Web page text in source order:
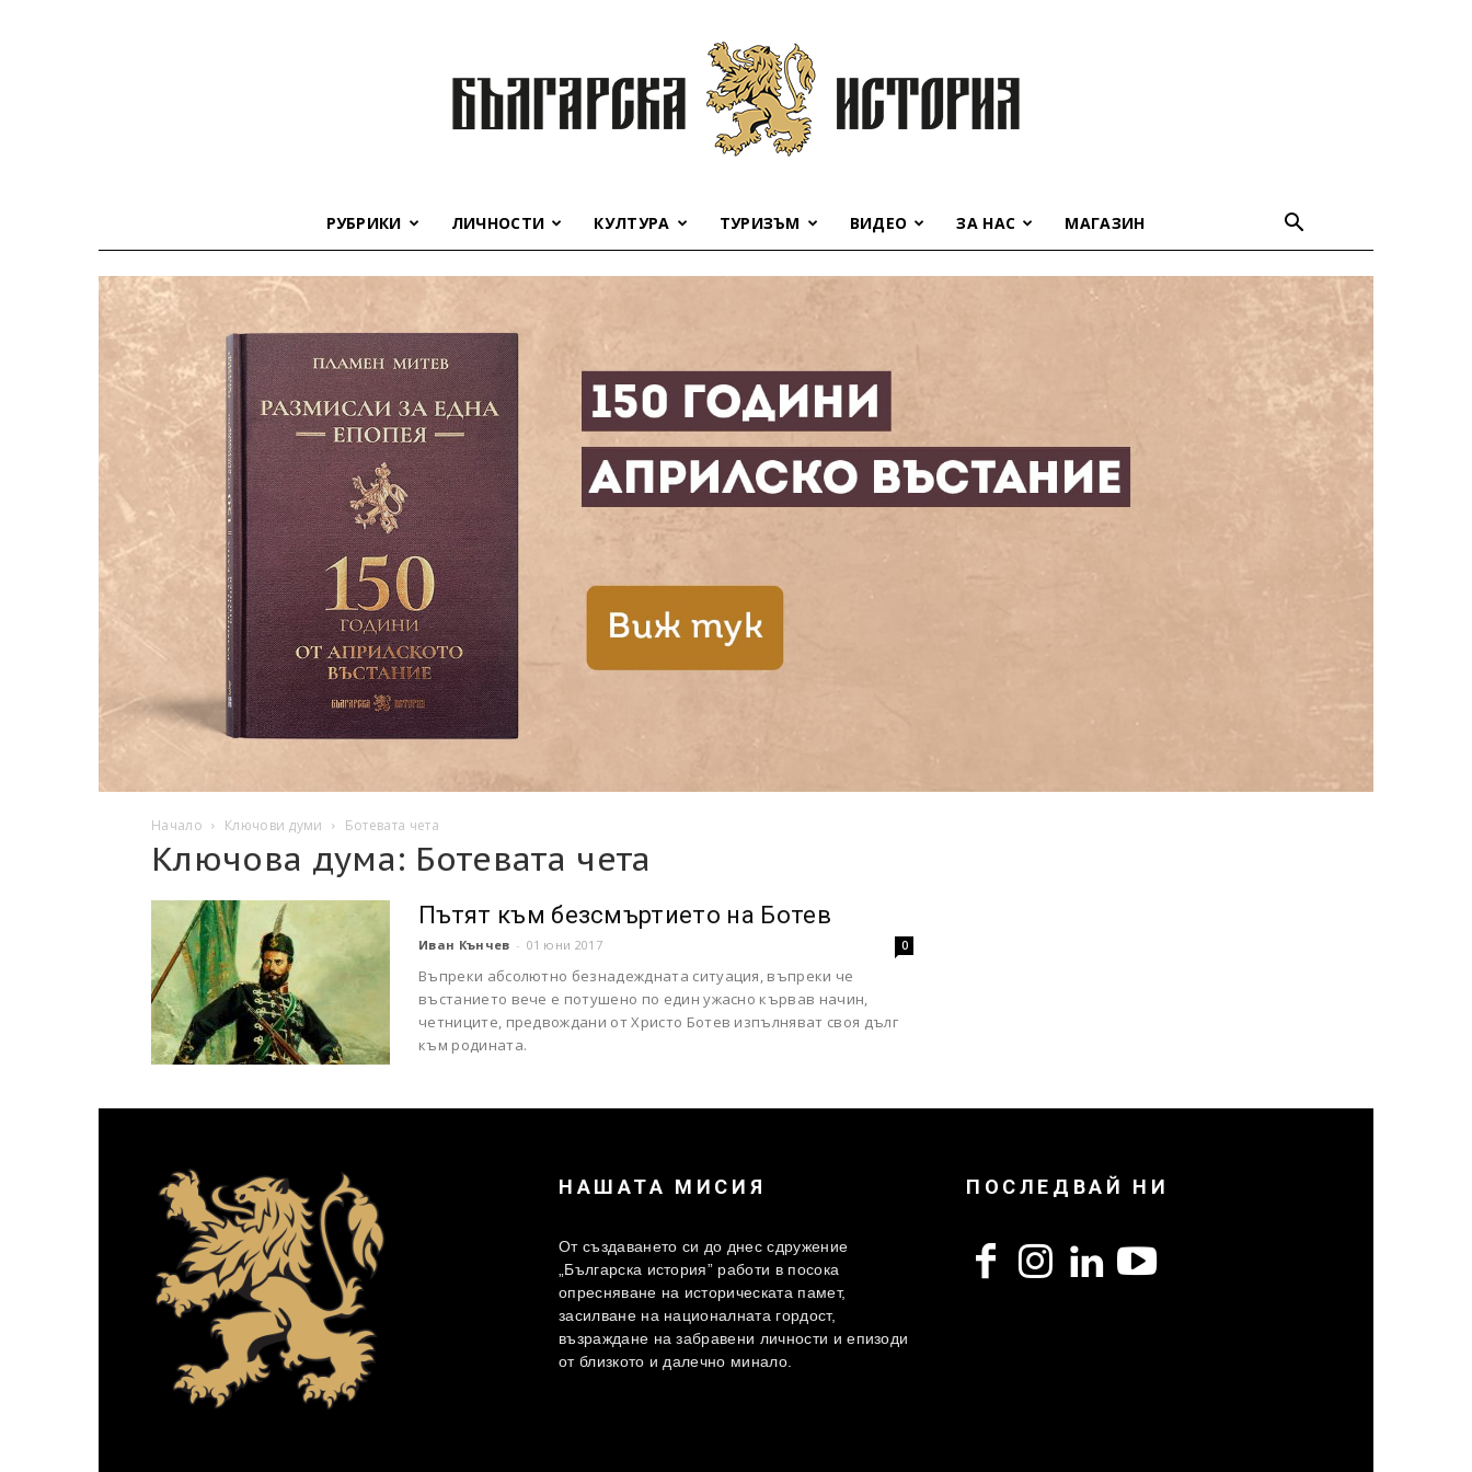
история
РУБРИКИ ЛИЧНОСТИ КУЛТУРА ТУРИЗЪМ ВИДЕО ЗА НАС МАГАЗИН
Начало Ключови думи Ботевата чета
Ключова дума: Ботевата чета
Пътят към безсмъртието на Ботев
Иван Кънчев - 01 юни 2017 0
Въпреки абсолютно безнадеждната ситуация, въпреки че
въстанието вече е потушено по един ужасно кървав начин,
четниците, предвождани от Христо Ботев изпълняват своя дълг
към родината.
НАШАТА МИСИЯ
От създаването си до днес сдружение
„Българска история” работи в посока
опресняване на историческата памет,
засилване на националната гордост,
възраждане на забравени личности и епизоди
от близкото и далечно минало.
ПОСЛЕДВАЙ НИ